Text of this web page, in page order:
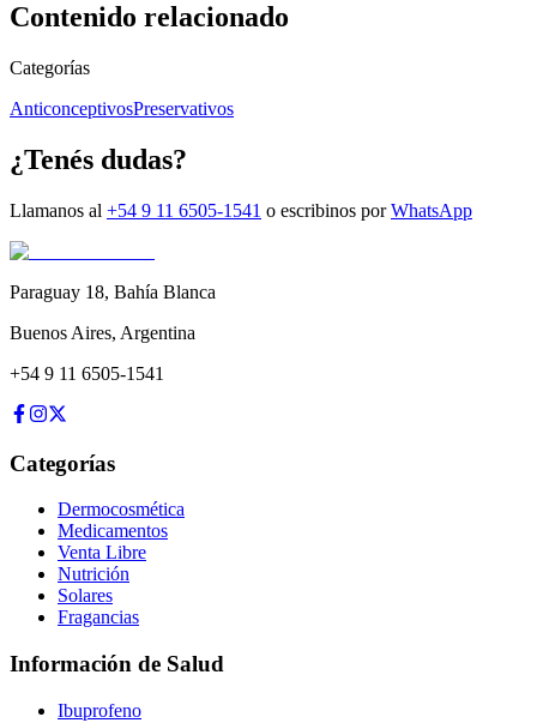
Contenido relacionado
Categorías
AnticonceptivosPreservativos
¿Tenés dudas?
Llamanos al +54 9 11 6505-1541 o escribinos por WhatsApp
Paraguay 18, Bahía Blanca
Buenos Aires, Argentina
+54 9 11 6505-1541
Categorías
Dermocosmética
Medicamentos
Venta Libre
Nutrición
Solares
Fragancias
Información de Salud
Ibuprofeno